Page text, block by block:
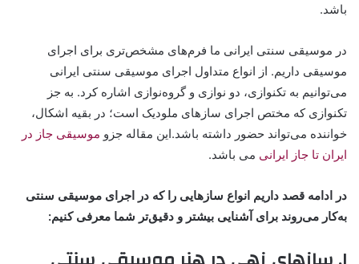
باشد.
در موسیقی سنتی ایرانی ما فرم‌های مشخص‌تری برای اجرای
موسیقی داریم. از انواع متداول اجرای موسیقی سنتی ایرانی
می‌توانیم به تکنوازی، دو نوازی و گروه‌نوازی اشاره کرد. به جز
تکنوازی که مختص اجرای سازهای ملودیک است؛ در بقیه اشکال،
خواننده می‌تواند حضور داشته باشد.این مقاله جزو موسیقی جاز در
ایران تا جاز ایرانی می باشد.
در ادامه قصد داریم انواع سازهایی را که در اجرای موسیقی سنتی
به‌کار می‌روند برای آشنایی بیشتر و دقیق‌تر شما معرفی کنیم: